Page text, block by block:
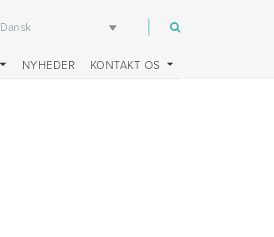
Dansk
NYHEDER KONTAKT OS